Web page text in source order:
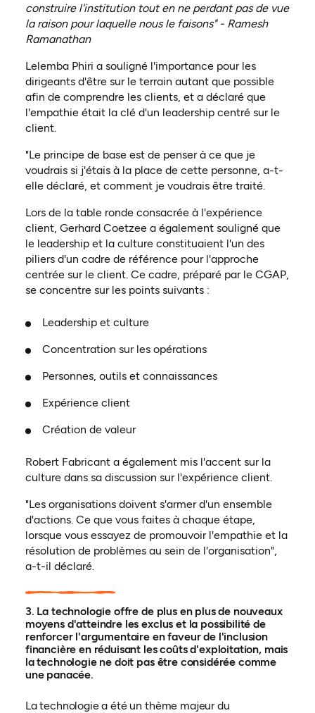
construire l'institution tout en ne perdant pas de vue
la raison pour laquelle nous le faisons" - Ramesh
Ramanathan
Lelemba Phiri a souligné l'importance pour les
dirigeants d'être sur le terrain autant que possible
afin de comprendre les clients, et a déclaré que
l'empathie était la clé d'un leadership centré sur le
client.
"Le principe de base est de penser à ce que je
voudrais si j'étais à la place de cette personne, a-t-
elle déclaré, et comment je voudrais être traité.
Lors de la table ronde consacrée à l'expérience
client, Gerhard Coetzee a également souligné que
le leadership et la culture constituaient l'un des
piliers d'un cadre de référence pour l'approche
centrée sur le client. Ce cadre, préparé par le CGAP,
se concentre sur les points suivants :
Leadership et culture
Concentration sur les opérations
Personnes, outils et connaissances
Expérience client
Création de valeur
Robert Fabricant a également mis l'accent sur la
culture dans sa discussion sur l'expérience client.
"Les organisations doivent s'armer d'un ensemble
d'actions. Ce que vous faites à chaque étape,
lorsque vous essayez de promouvoir l'empathie et la
résolution de problèmes au sein de l'organisation",
a-t-il déclaré.
3. La technologie offre de plus en plus de nouveaux
moyens d'atteindre les exclus et la possibilité de
renforcer l'argumentaire en faveur de l'inclusion
financière en réduisant les coûts d'exploitation, mais
la technologie ne doit pas être considérée comme
une panacée.
La technologie a été un thème majeur du